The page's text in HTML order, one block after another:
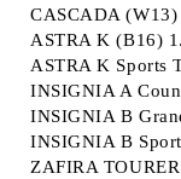
CASCADA
ASTRA K (B16)
ASTRA K Sports
INSIGNIA A
INSIGNIA B
INSIGNIA B
ZAFIRA